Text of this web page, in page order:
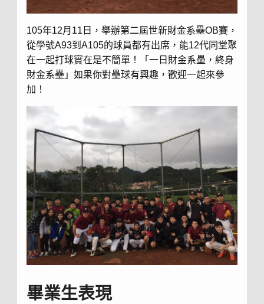
105年12月11日，舉辦第二屆世新財金系壘OB賽，
從學號A93到A105的球員都有出席，能12代同堂聚
在一起打球實在是不簡單！「一日財金系壘，終身
財金系壘」如果你對壘球有興趣，歡迎一起來參
加！
畢業生表現